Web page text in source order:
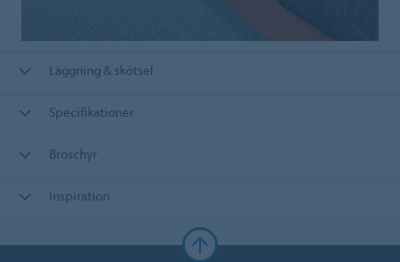
Läggning & skötsel
Specifikationer
Broschyr
Inspiration